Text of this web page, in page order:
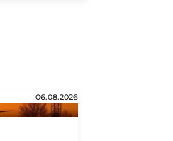
06.08.2026